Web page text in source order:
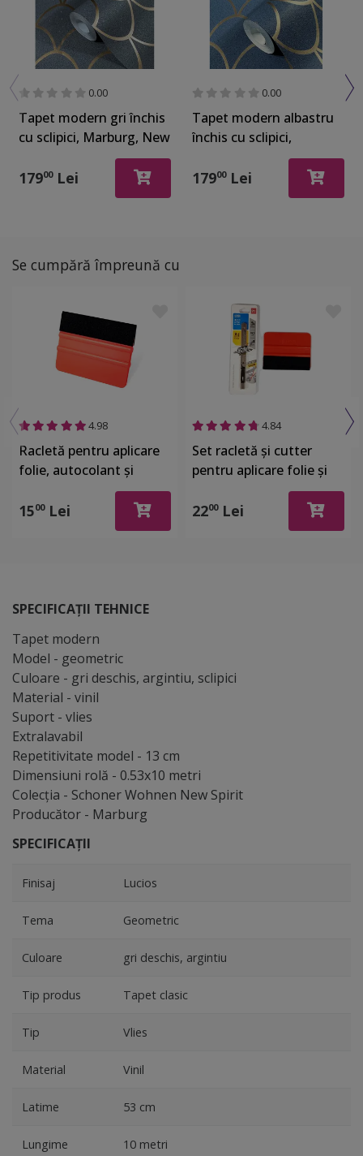
0.00
Tapet modern gri închis
cu sclipici, Marburg, New
17900Lei
0.00
Tapet modern albastru
închis cu sclipici,
Marburg, New Spirit
32723
17900Lei
Se cumpără împreună cu
4.98
Racletă pentru aplicare
folie, autocolant şi
stickere, din plastic cu o
latură cu pâslă
1500Lei
4.84
Set racletă şi cutter
pentru aplicare folie şi
2200Lei
SPECIFICAȚII TEHNICE
Tapet modern
Model - geometric
Culoare - gri deschis, argintiu, sclipici
Material - vinil
Suport - vlies
Extralavabil
Repetitivitate model - 13 cm
Dimensiuni rolă - 0.53x10 metri
Colecţia - Schoner Wohnen New Spirit
Producător - Marburg
SPECIFICAȚII
Finisaj Lucios
Tema Geometric
Culoare gri deschis, argintiu
Tip produs Tapet clasic
Tip Vlies
Material Vinil
Latime 53 cm
Lungime 10 metri